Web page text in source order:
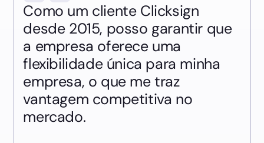
Como um cliente Clicksign
desde 2015, posso garantir que
a empresa oferece uma
flexibilidade única para minha
empresa, o que me traz
vantagem competitiva no
mercado.